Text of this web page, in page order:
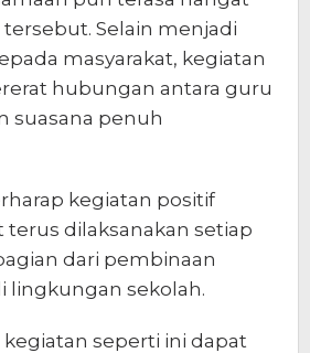
Selain menjadi
masyarakat, kegiatan
hubungan antara guru
suasana penuh
kegiatan positif
terus dilaksanakan setiap
dari pembinaan
lingkungan sekolah.
kegiatan seperti ini dapat